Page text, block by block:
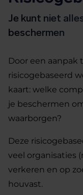
Je kunt niet
beschermen
Door een aanpak
risicogebaseerd
kaart: welke
je beschermen
waarborgen?
Deze
veel organisaties
verkeren en op
houvast.